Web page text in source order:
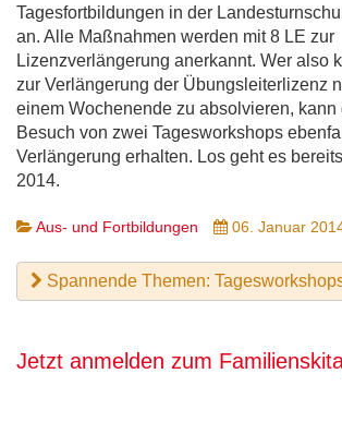
Tagesfortbildungen in der
an. Alle Maßnahmen werden mit 8 LE zur
Lizenzverlängerung anerkannt. Wer also
zur Verlängerung der Übungsleiterlizenz
einem Wochenende zu absolvieren, kann
Besuch von zwei Tagesworkshops
Verlängerung erhalten. Los geht es
2014.
Aus- und Fortbildungen 06. Januar
Spannende Themen:
Jetzt anmelden zum